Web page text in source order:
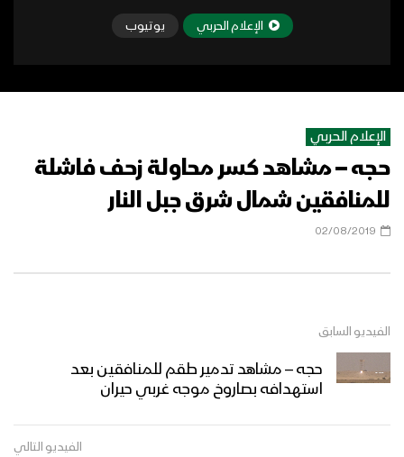
الإعلام الحربي يوتيوب
الإعلام الحربي
حجه – مشاهد كسر محاولة زحف فاشلة
للمنافقين شمال شرق جبل النار
02/08/2019
الفيديو السابق
حجه – مشاهد تدمير طقم للمنافقين بعد
استهدافه بصاروخ موجه غربي حيران
الفيديو التالي